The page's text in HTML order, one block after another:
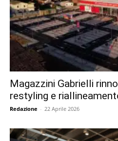
Magazzini Gabrielli
restyling e
Redazione - 22 Aprile 2026